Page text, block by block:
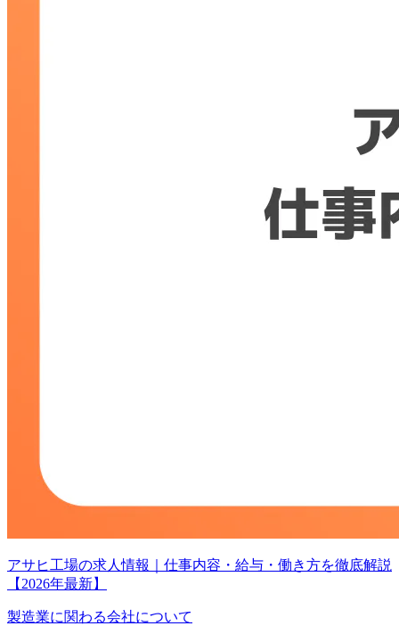
アサヒ工場の求人情報｜仕事内容・給与・働き方を徹底解説
【2026年最新】
製造業に関わる会社について